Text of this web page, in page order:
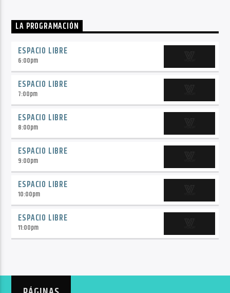
LA PROGRAMACIÓN
ESPACIO LIBRE
6:00pm
ESPACIO LIBRE
7:00pm
ESPACIO LIBRE
8:00pm
ESPACIO LIBRE
9:00pm
ESPACIO LIBRE
10:00pm
ESPACIO LIBRE
11:00pm